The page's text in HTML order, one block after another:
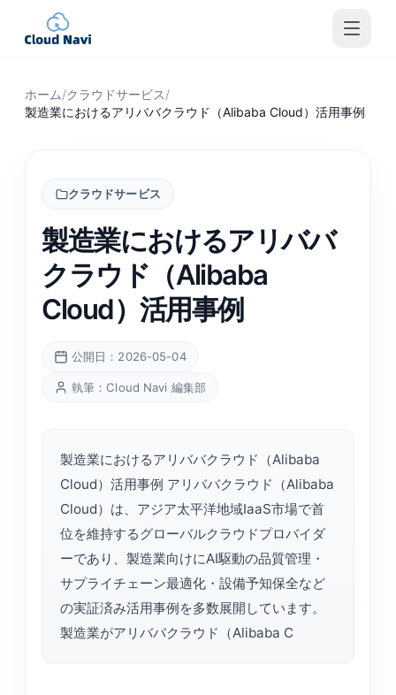
ホーム/クラウドサービス/
製造業におけるアリババクラウド（Alibaba Cloud）活用事例
クラウドサービス
製造業におけるアリババ
クラウド（Alibaba
Cloud）活用事例
公開日：2026-05-04
執筆：Cloud Navi 編集部
製造業におけるアリババクラウド（Alibaba
Cloud）活用事例 アリババクラウド（Alibaba
Cloud）は、アジア太平洋地域IaaS市場で首
位を維持するグローバルクラウドプロバイダ
ーであり、製造業向けにAI駆動の品質管理・
サプライチェーン最適化・設備予知保全など
の実証済み活用事例を多数展開しています。
製造業がアリババクラウド（Alibaba C